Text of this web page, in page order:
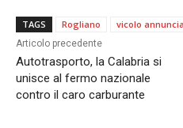
TAGS Rogliano vicolo
Articolo precedente
Autotrasporto, la Calabria si
unisce al fermo nazionale
contro il caro carburante